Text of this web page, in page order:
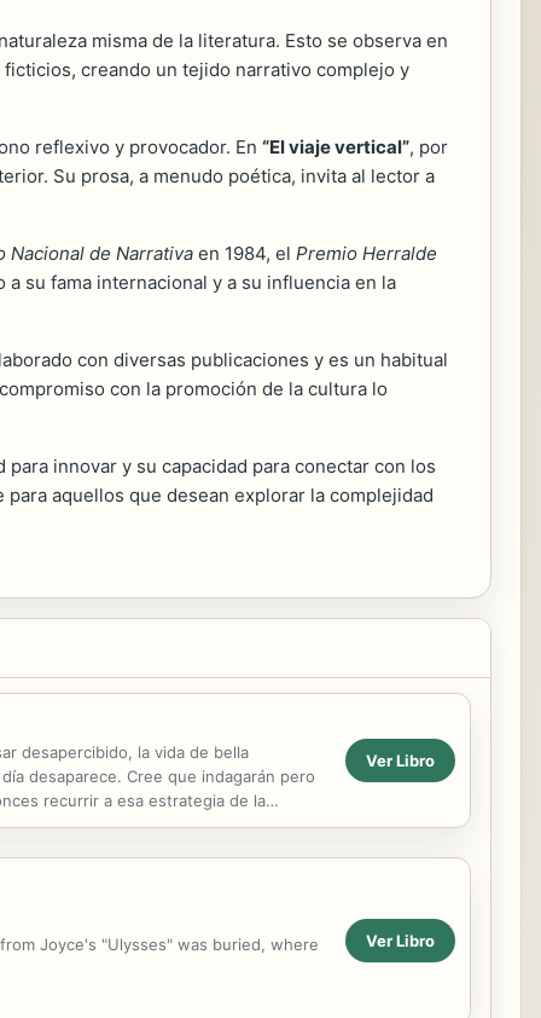
misma de la literatura. Esto se observa en
creando un tejido narrativo complejo y
reflexivo y provocador. En “El viaje vertical”, por
Su prosa, a menudo poética, invita al lector a
Nacional de Narrativa en 1984, el Premio Herralde
su fama internacional y a su influencia en la
con diversas publicaciones y es un habitual
con la promoción de la cultura lo
innovar y su capacidad para conectar con los
aquellos que desean explorar la complejidad
desapercibido, la vida de bella
desaparece. Cree que indagarán pero
recurrir a esa estrategia de la
la...
Ver Libro
Joyce's "Ulysses" was buried, where Ver Libro